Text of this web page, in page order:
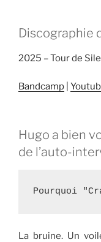
Discographie
2025 – Tour de
Bandcamp
Hugo a bien
de l’auto-
Pourquoi
La bruine. Un